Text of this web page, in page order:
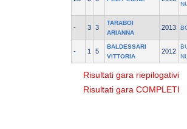
- 3 3
TARABOI
ARIANNA
2013
- 1 5
BALDESSARI
VITTORIA
2012
Risultati gara riepilogativi
Risultati gara COMPLETI